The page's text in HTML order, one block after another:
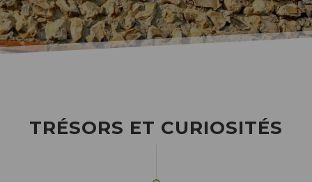
TRÉSORS ET CURIOSITÉS